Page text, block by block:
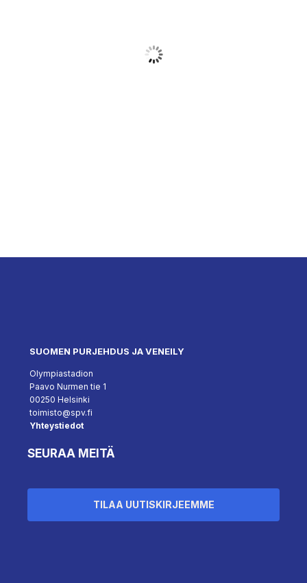
SUOMEN PURJEHDUS JA VENEILY
Olympiastadion
Paavo Nurmen tie 1
00250 Helsinki
toimisto@spv.fi
Yhteystiedot
SEURAA MEITÄ
TILAA UUTISKIRJEEMME